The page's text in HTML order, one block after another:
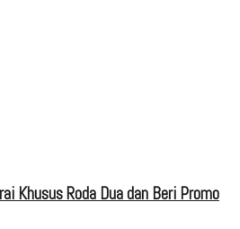
Khusus Roda Dua dan Beri Promo